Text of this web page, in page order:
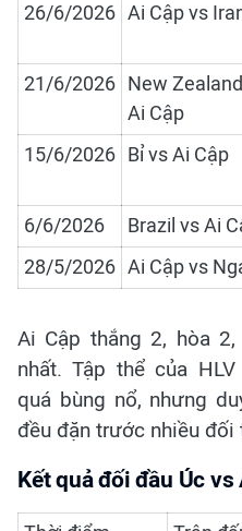
26/6/2026 Ai Cập vs
21/6/2026 New
Ai Cập
15/6/2026 Bỉ vs Ai Cập
6/6/2026 Brazil vs Ai
28/5/2026 Ai Cập vs
Ai Cập thắng 2, hòa
nhất. Tập thể của
quá bùng nổ, nhưng
đều đặn trước nhiều đối
Kết quả đối đầu Úc